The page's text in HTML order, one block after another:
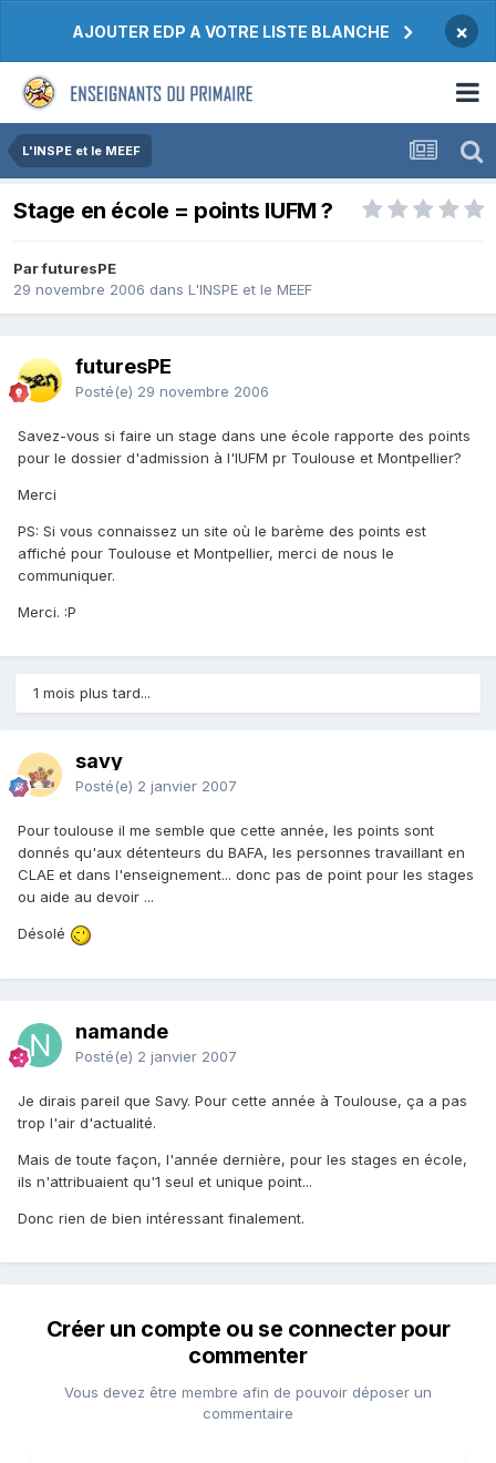
AJOUTER EDP A VOTRE LISTE BLANCHE ×
L'INSPE et le MEEF
Stage en école = points IUFM ?
Par futuresPE
29 novembre 2006 dans L'INSPE et le MEEF
futuresPE
Posté(e) 29 novembre 2006
Savez-vous si faire un stage dans une école rapporte des points
pour le dossier d'admission à l'IUFM pr Toulouse et Montpellier?
Merci
PS: Si vous connaissez un site où le barème des points est
affiché pour Toulouse et Montpellier, merci de nous le
communiquer.
Merci. :P
1 mois plus tard...
savy
Posté(e) 2 janvier 2007
Pour toulouse il me semble que cette année, les points sont
donnés qu'aux détenteurs du BAFA, les personnes travaillant en
CLAE et dans l'enseignement... donc pas de point pour les stages
ou aide au devoir ...
Désolé
namande
Posté(e) 2 janvier 2007
Je dirais pareil que Savy. Pour cette année à Toulouse, ça a pas
trop l'air d'actualité.
Mais de toute façon, l'année dernière, pour les stages en école,
ils n'attribuaient qu'1 seul et unique point...
Donc rien de bien intéressant finalement.
Créer un compte ou se connecter pour
commenter
Vous devez être membre afin de pouvoir déposer un
commentaire